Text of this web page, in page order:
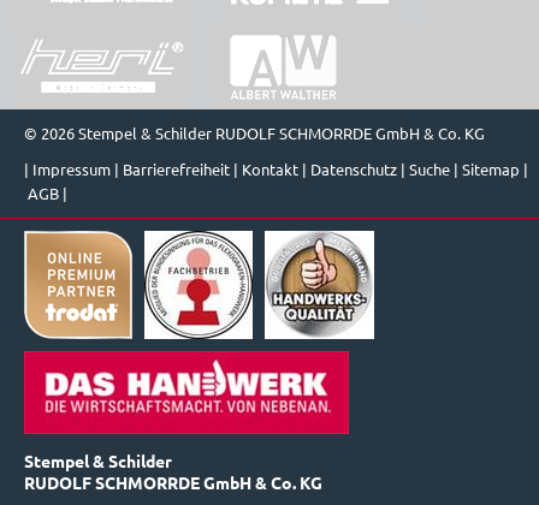
© 2026 Stempel & Schilder RUDOLF SCHMORRDE GmbH & Co. KG
| Impressum | Barrierefreiheit | Kontakt | Datenschutz | Suche | Sitemap |
AGB |
Stempel & Schilder
RUDOLF SCHMORRDE GmbH & Co. KG